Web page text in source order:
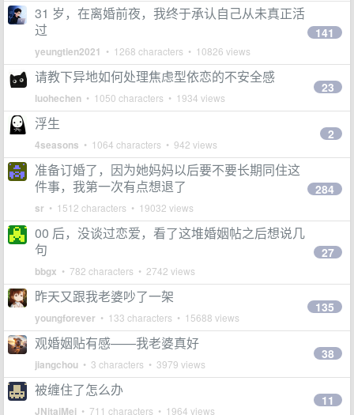
31 岁，在离婚前夜，我终于承认自己从未真正活
过
yeungtien2021 • 1268 characters • 10826 views
141
请教下异地如何处理焦虑型依恋的不安全感
luohechen • 1050 characters • 1934 views
23
浮生
4seasons • 1064 characters • 942 views
2
准备订婚了，因为她妈妈以后要不要长期同住这
件事，我第一次有点想退了
sr • 1512 characters • 19032 views
284
00 后，没谈过恋爱，看了这堆婚姻帖之后想说几
句
bbgx • 782 characters • 2742 views
27
昨天又跟我老婆吵了一架
youngforever • 133 characters • 15688 views
135
观婚姻贴有感——我老婆真好
jiangchou • 3 characters • 3979 views
38
被缠住了怎么办
JNitaiMei • 711 characters • 1964 views
11